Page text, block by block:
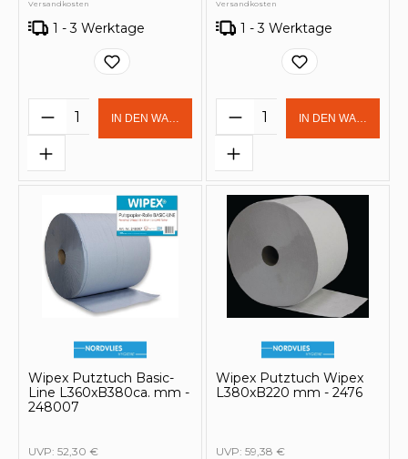
Versandkosten
1 - 3 Werktage
Produkt Anzahl: Gib den
IN DEN WARENKORB
Versandkosten
1 - 3 Werktage
Produkt Anzahl:
IN DEN
Wipex Putztuch Basic-
Line L360xB380ca. mm -
248007
UVP: 52,30 €
Wipex Putztuch Wipex
L380xB220 mm - 2476
UVP: 59,38 €